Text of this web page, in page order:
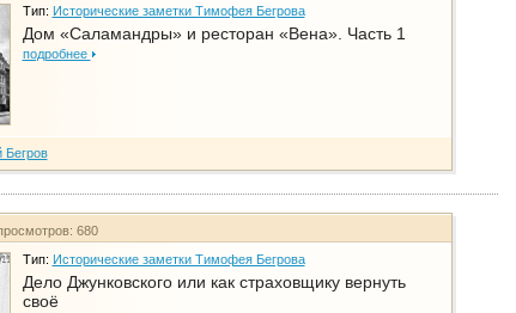
Тип: Исторические заметки Тимофея Бегрова
Дом «Саламандры» и ресторан «Вена». Часть 1
подробнее
680
Тип: Исторические заметки Тимофея Бегрова
Дело Джунковского или как страховщику вернуть
своё